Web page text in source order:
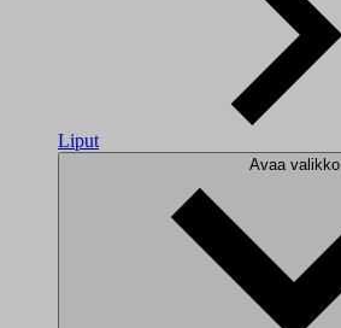
Liput
Avaa valikko